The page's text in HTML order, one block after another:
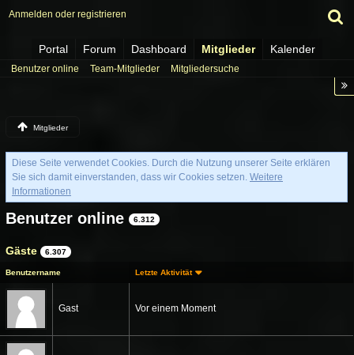
Anmelden oder registrieren
Portal Forum Dashboard Mitglieder Kalender
Benutzer online Team-Mitglieder Mitgliedersuche
Mitglieder
Diese Seite verwendet Cookies. Durch die Nutzung unserer Seite erklären
Sie sich damit einverstanden, dass wir Cookies setzen. Weitere
Informationen
Benutzer online 6.312
Gäste 6.307
Benutzername Letzte Aktivität
Gast Vor einem Moment